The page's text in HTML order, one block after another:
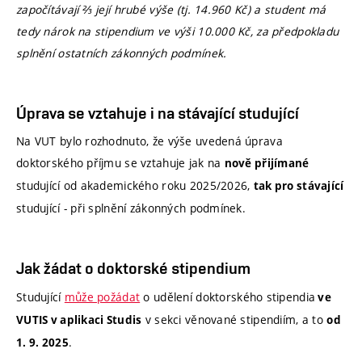
započítávají ⅔ její hrubé výše (tj. 14.960 Kč) a student má
tedy nárok na stipendium ve výši 10.000 Kč, za předpokladu
splnění ostatních zákonných podmínek.
Úprava se vztahuje i na stávající studující
Na VUT bylo rozhodnuto, že výše uvedená úprava
doktorského příjmu se vztahuje jak na nově přijímané
studující od akademického roku 2025/2026, tak pro stávající
studující - při splnění zákonných podmínek.
Jak žádat o doktorské stipendium
Studující může požádat o udělení doktorského stipendia ve
VUTIS v aplikaci Studis v sekci věnované stipendiím, a tood
1. 9. 2025.